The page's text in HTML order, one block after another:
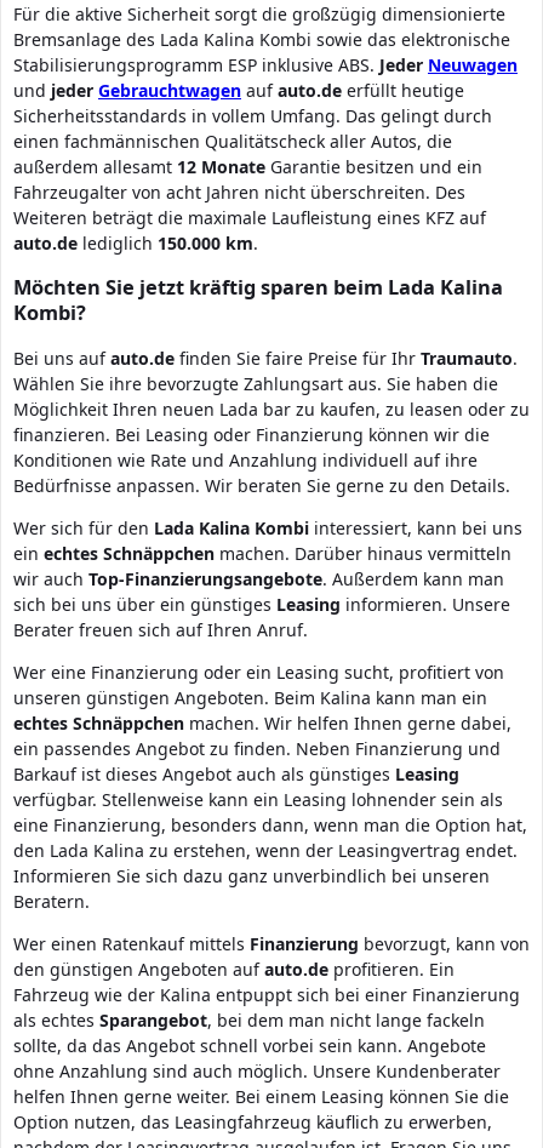
Für die aktive Sicherheit sorgt die großzügig dimensionierte
Bremsanlage des Lada Kalina Kombi sowie das elektronische
Stabilisierungsprogramm ESP inklusive ABS. Jeder Neuwagen
und jeder Gebrauchtwagen aufauto.de erfüllt heutige
Sicherheitsstandards in vollem Umfang. Das gelingt durch
einen fachmännischen Qualitätscheck aller Autos, die
außerdem allesamt 12 Monate Garantie besitzen und ein
Fahrzeugalter von acht Jahren nicht überschreiten. Des
Weiteren beträgt die maximale Laufleistung eines KFZ auf
auto.de lediglich 150.000 km.
Möchten Sie jetzt kräftig sparen beim Lada Kalina
Kombi?
Bei uns aufauto.de finden Sie faire Preise für Ihr Traumauto.
Wählen Sie ihre bevorzugte Zahlungsart aus. Sie haben die
Möglichkeit Ihren neuen Lada bar zu kaufen, zu leasen oder zu
finanzieren. Bei Leasing oder Finanzierung können wir die
Konditionen wie Rate und Anzahlung individuell auf ihre
Bedürfnisse anpassen. Wir beraten Sie gerne zu den Details.
Wer sich für den Lada Kalina Kombi interessiert, kann bei uns
ein echtes Schnäppchen machen. Darüber hinaus vermitteln
wir auch Top-Finanzierungsangebote. Außerdem kann man
sich bei uns über ein günstiges Leasing informieren. Unsere
Berater freuen sich auf Ihren Anruf.
Wer eine Finanzierung oder ein Leasing sucht, profitiert von
unseren günstigen Angeboten. Beim Kalina kann man ein
echtes Schnäppchen machen. Wir helfen Ihnen gerne dabei,
ein passendes Angebot zu finden. Neben Finanzierung und
Barkauf ist dieses Angebot auch als günstiges Leasing
verfügbar. Stellenweise kann ein Leasing lohnender sein als
eine Finanzierung, besonders dann, wenn man die Option hat,
den Lada Kalina zu erstehen, wenn der Leasingvertrag endet.
Informieren Sie sich dazu ganz unverbindlich bei unseren
Beratern.
Wer einen Ratenkauf mittels Finanzierung bevorzugt, kann von
den günstigen Angeboten aufauto.de profitieren. Ein
Fahrzeug wie der Kalina entpuppt sich bei einer Finanzierung
als echtes Sparangebot, bei dem man nicht lange fackeln
sollte, da das Angebot schnell vorbei sein kann. Angebote
ohne Anzahlung sind auch möglich. Unsere Kundenberater
helfen Ihnen gerne weiter. Bei einem Leasing können Sie die
Option nutzen, das Leasingfahrzeug käuflich zu erwerben,